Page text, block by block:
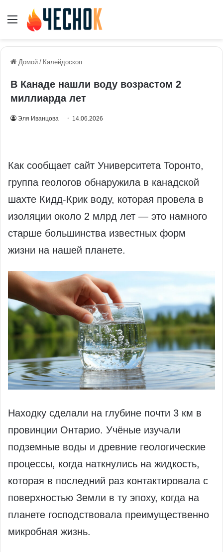
Меню
Домой / Калейдоскоп
В Канаде нашли воду возрастом 2
миллиарда лет
Эля Иванцова 14.06.2026
Как сообщает сайт Университета Торонто,
группа геологов обнаружила в канадской
шахте Кидд-Крик воду, которая провела в
изоляции около 2 млрд лет — это намного
старше большинства известных форм
жизни на нашей планете.
Находку сделали на глубине почти 3 км в
провинции Онтарио. Учёные изучали
подземные воды и древние геологические
процессы, когда наткнулись на жидкость,
которая в последний раз контактировала с
поверхностью Земли в ту эпоху, когда на
планете господствовала преимущественно
микробная жизнь.